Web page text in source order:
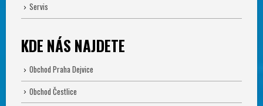
Servis
KDE NÁS NAJDETE
Obchod Praha Dejvice
Obchod Čestlice